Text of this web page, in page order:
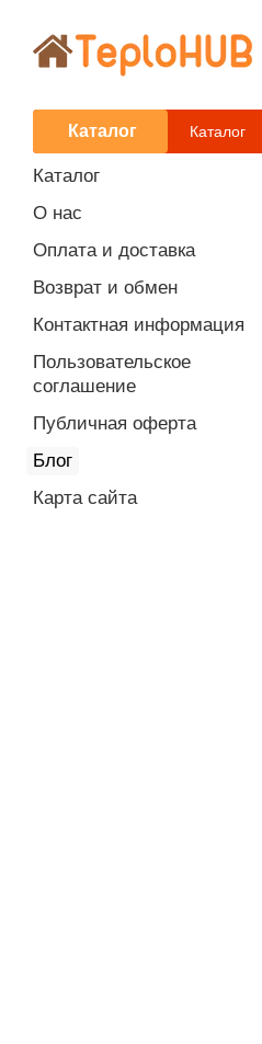
Каталог Каталог
Блог
Каталог
О нас
Оплата и доставка
Возврат и обмен
Контактная информация
Пользовательское
соглашение
Публичная оферта
Блог
Карта сайта